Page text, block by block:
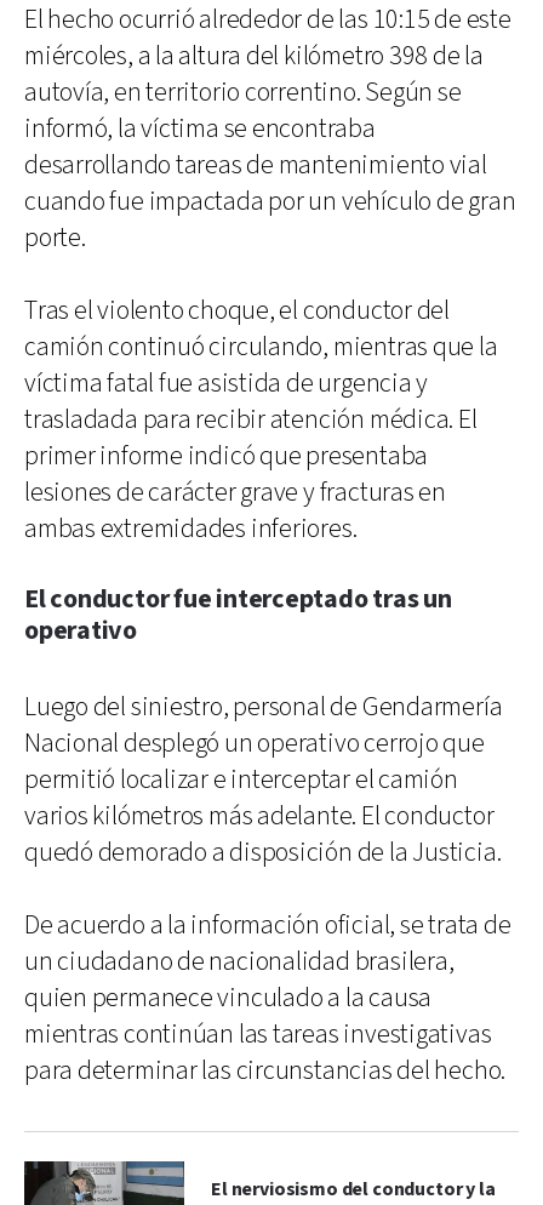
El hecho ocurrió alrededor de las 10:15 de este
miércoles, a la altura del kilómetro 398 de la
autovía, en territorio correntino. Según se
informó, la víctima se encontraba
desarrollando tareas de mantenimiento vial
cuando fue impactada por un vehículo de gran
porte.
Tras el violento choque, el conductor del
camión continuó circulando, mientras que la
víctima fatal fue asistida de urgencia y
trasladada para recibir atención médica. El
primer informe indicó que presentaba
lesiones de carácter grave y fracturas en
ambas extremidades inferiores.
El conductor fue interceptado tras un
operativo
Luego del siniestro, personal de Gendarmería
Nacional desplegó un operativo cerrojo que
permitió localizar e interceptar el camión
varios kilómetros más adelante. El conductor
quedó demorado a disposición de la Justicia.
De acuerdo a la información oficial, se trata de
un ciudadano de nacionalidad brasilera,
quien permanece vinculado a la causa
mientras continúan las tareas investigativas
para determinar las circunstancias del hecho.
El nerviosismo del conductor y la